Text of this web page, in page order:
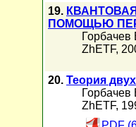
19.
ПОМОЩЬЮ
Горбачев
ZhETF,
20. Теория
Горбачев
ZhETF,